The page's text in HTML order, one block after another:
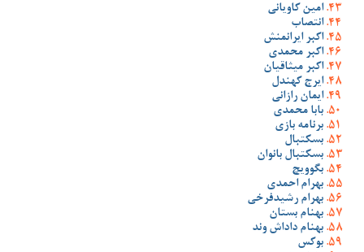
امین کاویانی
انتصاب
اکبر ایرانمنش
اکبر محمدی
اکبر میثاقیان
ایرج کهندل
ایمان رازانی
بابا محمدی
برنامه بازی
بسکتبال
بسکتبال بانوان
بگوویچ
بهرام احمدی
بهرام رشیدفرخی
بهنام بستان
بهنام داداش وند
بوکس